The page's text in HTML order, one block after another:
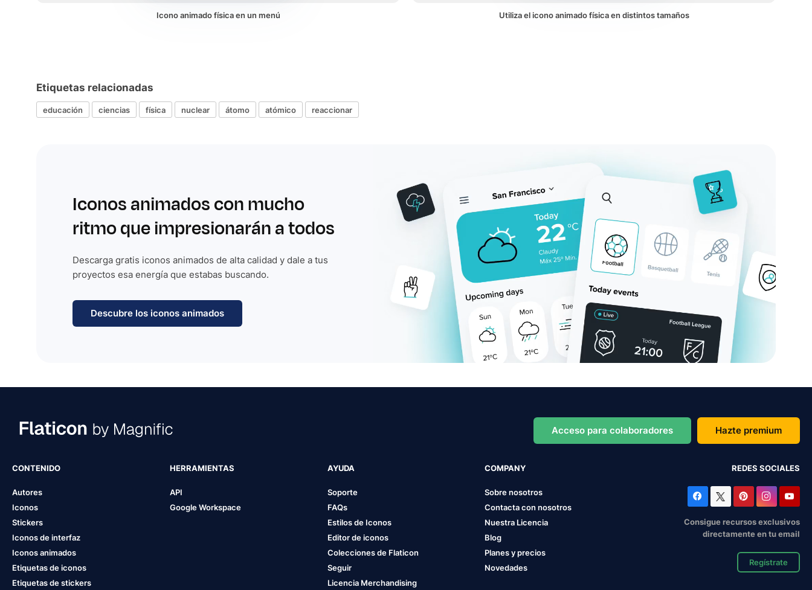
Icono animado física en un menú Utiliza el icono animado física en distintos tamaños
Etiquetas relacionadas
educación ciencias física nuclear átomo atómico reaccionar
Iconos animados con mucho
ritmo que impresionarán a todos
Descarga gratis iconos animados de alta calidad y dale a tus
proyectos esa energía que estabas buscando.
Descubre los iconos animados
Acceso para colaboradores Hazte premium
CONTENIDO
Autores
Iconos
Stickers
Iconos de interfaz
Iconos animados
Etiquetas de iconos
Etiquetas de stickers
HERRAMIENTAS
API
Google Workspace
AYUDA
Soporte
FAQs
Estilos de Iconos
Editor de iconos
Colecciones de Flaticon
Seguir
Licencia Merchandising
COMPANY
Sobre nosotros
Contacta con nosotros
Nuestra Licencia
Blog
Planes y precios
Novedades
REDES SOCIALES
Consigue recursos exclusivos
directamente en tu email
Regístrate